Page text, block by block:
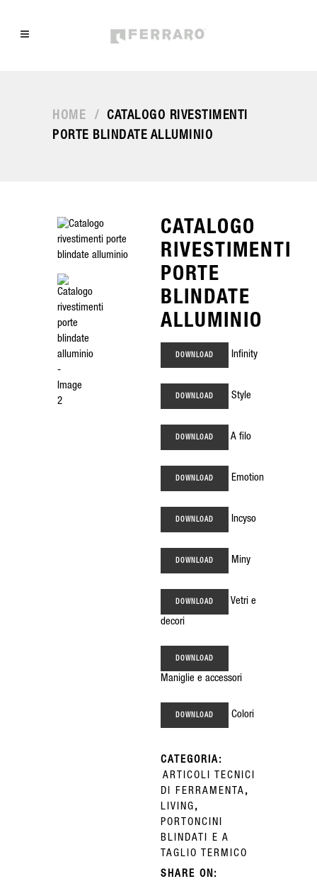
HOME /
CATALOGO RIVESTIMENTI
PORTE BLINDATE ALLUMINIO
CATALOGO
RIVESTIMENTI
PORTE
BLINDATE
ALLUMINIO
DOWNLOAD Infinity
DOWNLOAD Style
DOWNLOAD A filo
DOWNLOAD Emotion
DOWNLOAD Incyso
DOWNLOAD Miny
DOWNLOAD
Vetri e
decori
DOWNLOAD
Maniglie e accessori
DOWNLOAD Colori
CATEGORIA:
ARTICOLI TECNICI
DI FERRAMENTA ,
LIVING ,
PORTONCINI
BLINDATI E A
TAGLIO TERMICO
SHARE ON: